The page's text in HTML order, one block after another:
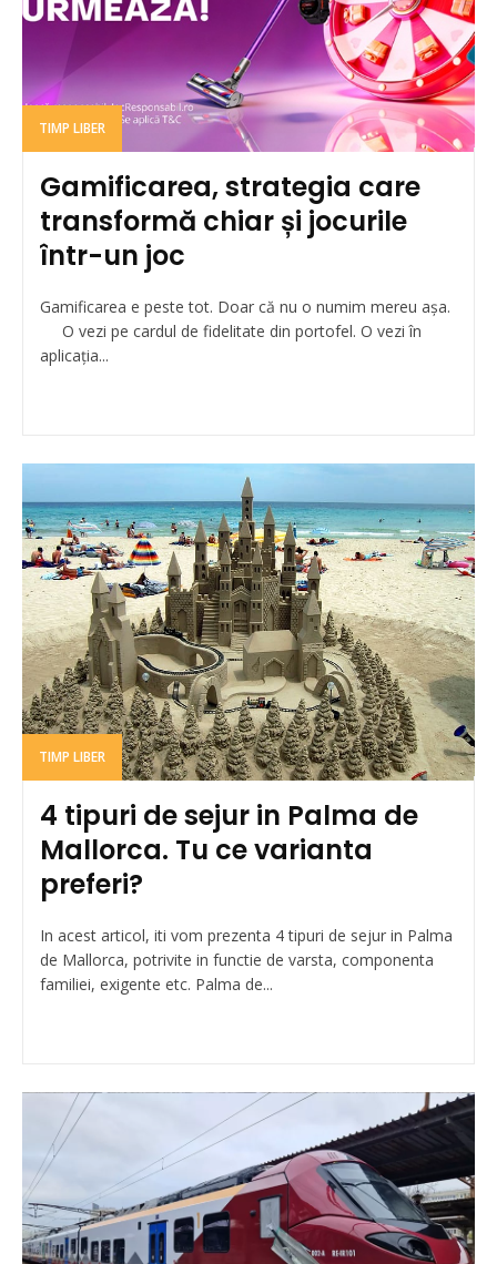
TIMP LIBER
Gamificarea, strategia care
transformă chiar și jocurile
într-un joc
Gamificarea e peste tot. Doar că nu o numim mereu așa.
O vezi pe cardul de fidelitate din portofel. O vezi în
aplicația...
TIMP LIBER
4 tipuri de sejur in Palma de
Mallorca. Tu ce varianta
preferi?
In acest articol, iti vom prezenta 4 tipuri de sejur in Palma
de Mallorca, potrivite in functie de varsta, componenta
familiei, exigente etc. Palma de...